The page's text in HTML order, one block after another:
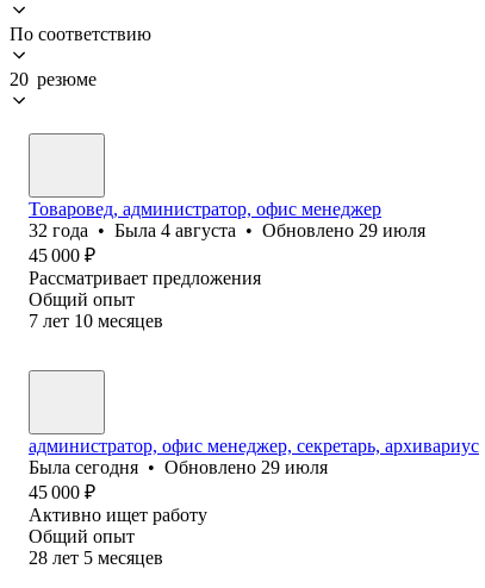
По соответствию
20 резюме
Товаровед, администратор, офис менеджер
32 года • Была 4 августа • Обновлено 29 июля
45 000 ₽
Рассматривает предложения
Общий опыт
7 лет 10 месяцев
администратор, офис менеджер, секретарь, архивариус
Была сегодня • Обновлено 29 июля
45 000 ₽
Активно ищет работу
Общий опыт
28 лет 5 месяцев